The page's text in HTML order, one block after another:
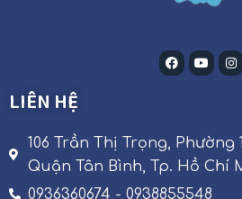
LIÊN HỆ
106 Trần Thị Trọng, Phường
Quận Tân Bình, Tp. Hồ Chí
0936360674 - 0938855548